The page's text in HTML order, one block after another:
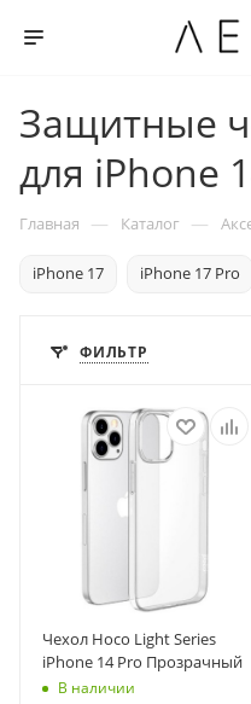
Защитные
для iPhone
Главная — Каталог —
iPhone 17 iPhone 17 Pro
ФИЛЬТР
Чехол Hoco Light Series
iPhone 14 Pro Прозрачный
В наличии